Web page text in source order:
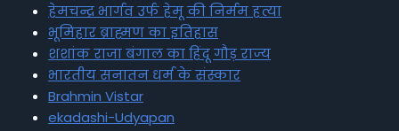
हेमचन्द्र भार्गव उर्फ हेमू की निर्मम हत्या
भूमिहार ब्राह्मण का इतिहास
शशांक राजा बंगाल का हिंदू गौड़ राज्य
भारतीय सनातन धर्म के संस्कार
Brahmin Vistar
ekadashi-Udyapan